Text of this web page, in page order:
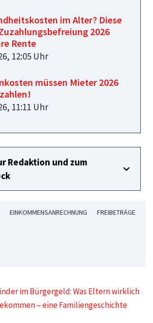
im Alter? Diese
2026
Rente
12:05 Uhr
müssen Mieter 2026
11:11 Uhr
Redaktion und zum
EINKOMMENSANRECHNUNG FREIBETRÄGE
im Bürgergeld: Was Eltern wirklich
– eine Familiengeschichte